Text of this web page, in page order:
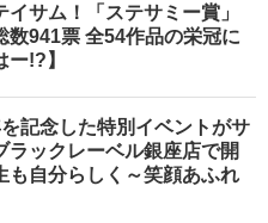
サム！「ステサミー賞」
数941票 全54作品の栄冠に
!?】
記念した特別イベントがサ
ラックレーベル銀座店で開
自分らしく～笑顔あふれ